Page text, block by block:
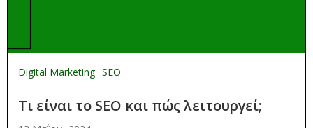
Digital Marketing SEO
Τι είναι το SEO και πώς λειτουργεί;